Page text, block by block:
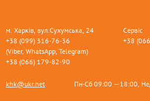
м. Харків, вул.Сухумська, 24
+38 (099) 316-76-36
(Viber, WhatsApp, Telegram)
+38 (066) 179-82-90
Сервіс
+38
khk@ukr.net Пн-Сб 09:00 —18:00,